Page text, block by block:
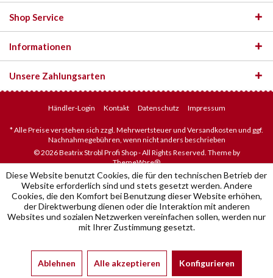
Shop Service
Informationen
Unsere Zahlungsarten
Händler-Login Kontakt Datenschutz Impressum
* Alle Preise verstehen sich zzgl. Mehrwertsteuer und Versandkosten und ggf.
Nachnahmegebühren, wenn nicht anders beschrieben
© 2026 Beatrix Strobl Profi Shop - All Rights Reserved. Theme by
ThemeWare®
Diese Website benutzt Cookies, die für den technischen Betrieb der
Website erforderlich sind und stets gesetzt werden. Andere
Cookies, die den Komfort bei Benutzung dieser Website erhöhen,
der Direktwerbung dienen oder die Interaktion mit anderen
Websites und sozialen Netzwerken vereinfachen sollen, werden nur
mit Ihrer Zustimmung gesetzt.
Ablehnen Alle akzeptieren Konfigurieren